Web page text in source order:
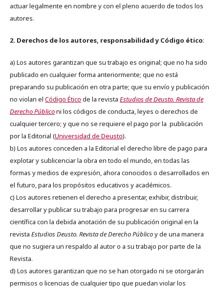
actuar legalmente en nombre y con el pleno acuerdo de todos los
autores.
2. Derechos de los autores, responsabilidad y Código ético:
a) Los autores garantizan que su trabajo es original; que no ha sido
publicado en cualquier forma anteriormente; que no está
preparando su publicación en otra parte; que su envío y publicación
no violan el Código Ético de la revista Estudios de Deusto. Revista de
Derecho Públiconi los códigos de conducta, leyes o derechos de
cualquier tercero; y que no se requiere el pago por la publicación
por la Editorial (Universidad de Deusto).
b) Los autores conceden a la Editorial el derecho libre de pago para
explotar y sublicenciar la obra en todo el mundo, en todas las
formas y medios de expresión, ahora conocidos o desarrollados en
el futuro, para los propósitos educativos y académicos.
c) Los autores retienen el derecho a presentar, exhibir, distribuir,
desarrollar y publicar su trabajo para progresar en su carrera
científica con la debida anotación de su publicación original en la
revista Estudios Deusto. Revista de Derecho Públicoy de una manera
que no sugiera un respaldo al autor o a su trabajo por parte de la
Revista.
d) Los autores garantizan que no se han otorgado ni se otorgarán
permisos o licencias de cualquier tipo que puedan violar los